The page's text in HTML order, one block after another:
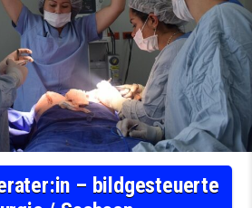
– bildgesteuerte